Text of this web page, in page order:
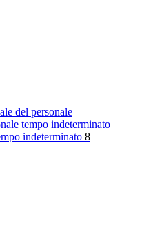
del personale
tempo indeterminato
indeterminato 8